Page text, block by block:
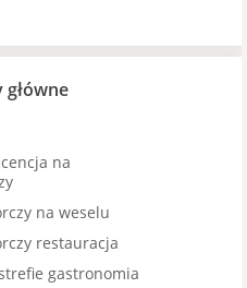
główne
na
na weselu
restauracja
gastronomia